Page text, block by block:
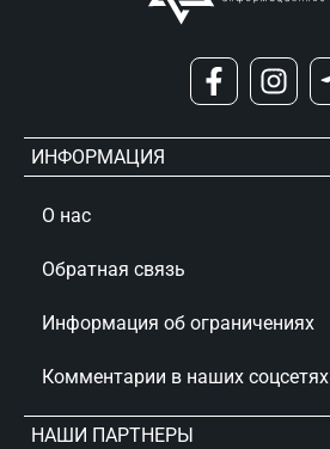
ИНФОРМАЦИЯ
О нас
Обратная связь
Информация об ограничениях
Комментарии в наших соцсетях
НАШИ ПАРТНЕРЫ